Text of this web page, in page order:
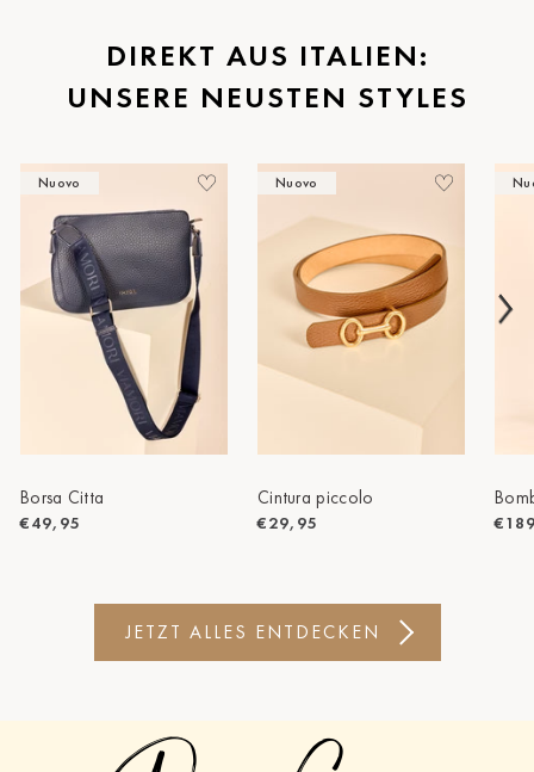
St.Pölten
Staufen
Timmendorf
Tulln
Tuttlingen
Wien Hietzing (13.Bez.)
Zwettl
DIREKT AUS ITALIEN:
UNSERE NEUSTEN STYLES
Nuovo
Borsa Citta
€49,95
Nuovo
Cintura piccolo
€29,95
JETZT ALLES ENTDECKEN